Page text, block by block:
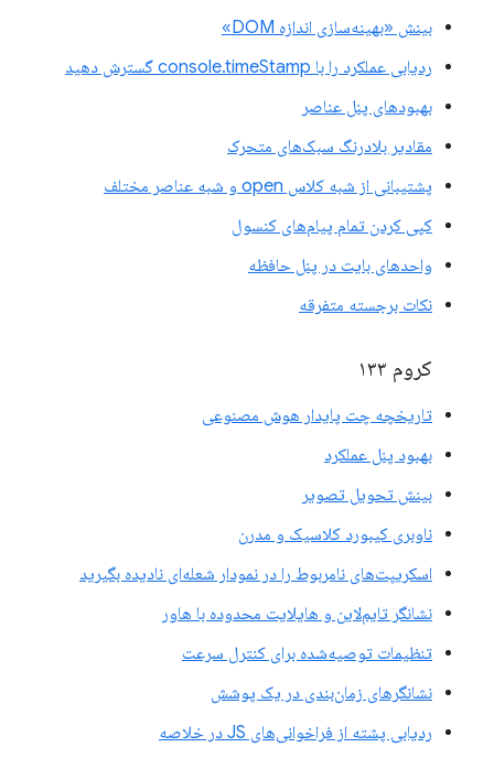
بینش «بهینه‌سازی اندازه DOM»
ردیابی عملکرد را با console.timeStamp گسترش دهید
بهبودهای پنل عناصر
مقادیر بلادرنگ سبک‌های متحرک
پشتیبانی از شبه کلاس open و شبه عناصر مختلف
کپی کردن تمام پیام‌های کنسول
واحدهای بایت در پنل حافظه
نکات برجسته متفرقه
کروم ۱۳۳
تاریخچه چت پایدار هوش مصنوعی
بهبود پنل عملکرد
بینش تحویل تصویر
ناوبری کیبورد کلاسیک و مدرن
اسکریپت‌های نامربوط را در نمودار شعله‌ای نادیده بگیرید
نشانگر تایم‌لاین و هایلایت محدوده با هاور
تنظیمات توصیه‌شده برای کنترل سرعت
نشانگرهای زمان‌بندی در یک پوشش
ردیابی پشته از فراخوانی‌های JS در خلاصه